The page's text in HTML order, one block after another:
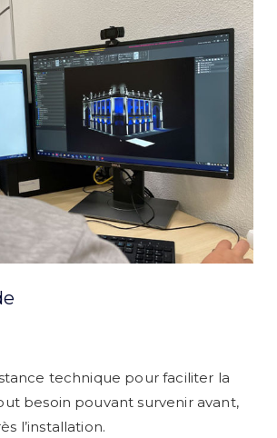
technique pour faciliter la
besoin pouvant survenir avant,
l’installation.